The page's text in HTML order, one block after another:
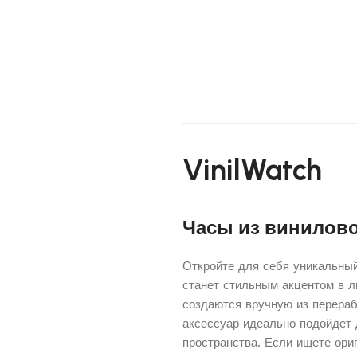
VinilWatch
Часы из
Откройте для себя
станет стильным акцентом в
создаются вручную из
аксессуар идеально
пространства. Если ищете